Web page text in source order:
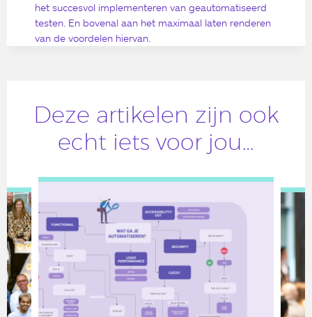
het succesvol implementeren van geautomatiseerd
testen. En bovenal aan het maximaal laten renderen
van de voordelen hiervan.
Deze artikelen zijn ook
echt iets voor jou…